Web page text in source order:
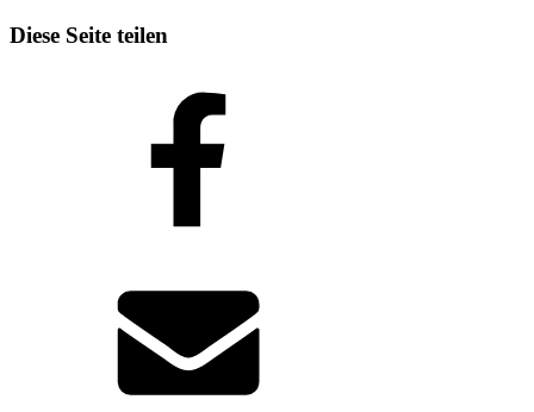
Diese Seite teilen